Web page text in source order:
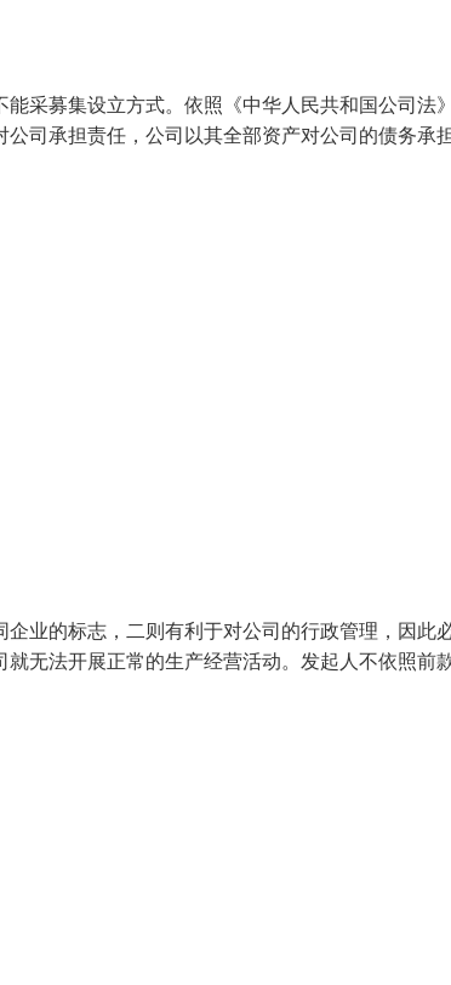
采募集设立方式。依照《中华人民共和国公司法
司承担责任，公司以其全部资产对公司的债务承
业的标志，二则有利于对公司的行政管理，因此
无法开展正常的生产经营活动。发起人不依照前